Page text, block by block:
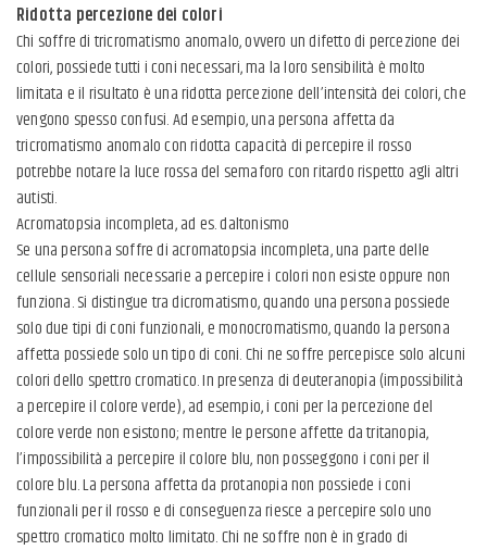
Ridotta percezione dei colori
Chi soffre di tricromatismo anomalo, ovvero un difetto di percezione dei
colori, possiede tutti i coni necessari, ma la loro sensibilità è molto
limitata e il risultato è una ridotta percezione dell’intensità dei colori, che
vengono spesso confusi. Ad esempio, una persona affetta da
tricromatismo anomalo con ridotta capacità di percepire il rosso
potrebbe notare la luce rossa del semaforo con ritardo rispetto agli altri
autisti.
Acromatopsia incompleta, ad es. daltonismo
Se una persona soffre di acromatopsia incompleta, una parte delle
cellule sensoriali necessarie a percepire i colori non esiste oppure non
funziona. Si distingue tra dicromatismo, quando una persona possiede
solo due tipi di coni funzionali, e monocromatismo, quando la persona
affetta possiede solo un tipo di coni. Chi ne soffre percepisce solo alcuni
colori dello spettro cromatico. In presenza di deuteranopia (impossibilità
a percepire il colore verde), ad esempio, i coni per la percezione del
colore verde non esistono; mentre le persone affette da tritanopia,
l’impossibilità a percepire il colore blu, non posseggono i coni per il
colore blu. La persona affetta da protanopia non possiede i coni
funzionali per il rosso e di conseguenza riesce a percepire solo uno
spettro cromatico molto limitato. Chi ne soffre non è in grado di